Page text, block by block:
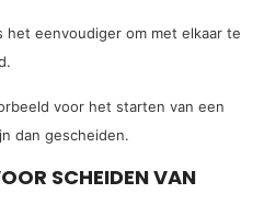
het eenvoudiger om met elkaar te
voor het starten van een
dan gescheiden.
SCHEIDEN VAN